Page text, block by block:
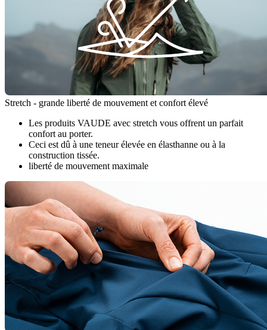
Stretch - grande liberté de mouvement et confort élevé
Les produits VAUDE avec stretch vous offrent un parfait
confort au porter.
Ceci est dû à une teneur élevée en élasthanne ou à la
construction tissée.
liberté de mouvement maximale